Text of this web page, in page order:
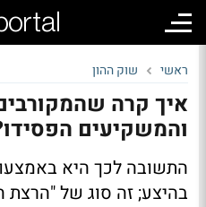
ראשי שוק ההון
והמשקיעים
התשובה לכך היא
בהיצע; זה סוג של "הרצת